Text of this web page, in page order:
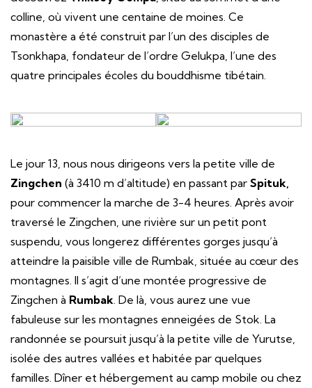
colline, où vivent une centaine de moines. Ce
monastère a été construit par l’un des disciples de
Tsonkhapa, fondateur de l’ordre Gelukpa, l’une des
quatre principales écoles du bouddhisme tibétain.
Le jour 13, nous nous dirigeons vers la petite ville de
Zingchen (à 3410 m d’altitude) en passant par Spituk,
pour commencer la marche de 3-4 heures. Après avoir
traversé le Zingchen, une rivière sur un petit pont
suspendu, vous longerez différentes gorges jusqu’à
atteindre la paisible ville de Rumbak, située au cœur des
montagnes. Il s’agit d’une montée progressive de
Zingchen à Rumbak. De là, vous aurez une vue
fabuleuse sur les montagnes enneigées de Stok. La
randonnée se poursuit jusqu’à la petite ville de Yurutse,
isolée des autres vallées et habitée par quelques
familles. Dîner et hébergement au camp mobile ou chez